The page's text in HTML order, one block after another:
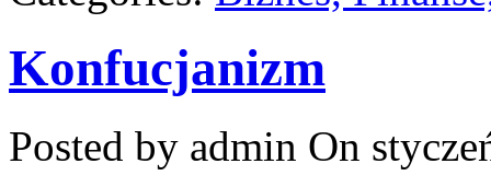
Konfucjanizm
Posted by admin On